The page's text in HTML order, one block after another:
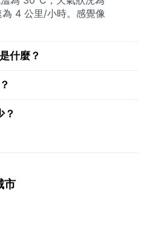
4 公里/小時。感覺像
什麼？
？
市